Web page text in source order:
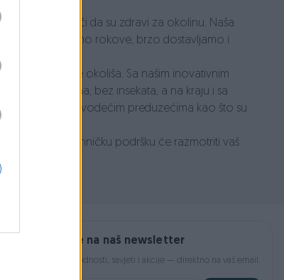
a to znači da su zdravi za okolinu. Naša
ispunjavamo rokove, brzo dostavljamo i
i očuvanje okoliša. Sa našim inovativnim
bez insekata, a na kraju i sa
kvaliteta u vodećim preduzećima kao što su
servis za tehničku podršku će razmotriti vaš
Prijavite se na naš newsletter
Najnovije pogodnosti, savjeti i akcije — direktno na vaš email.